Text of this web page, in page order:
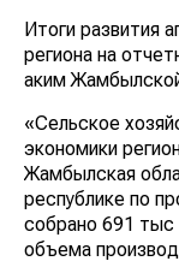
Итоги развития
региона на
аким
«Сельское
экономики
Жамбылская
республике по
собрано 691
объема